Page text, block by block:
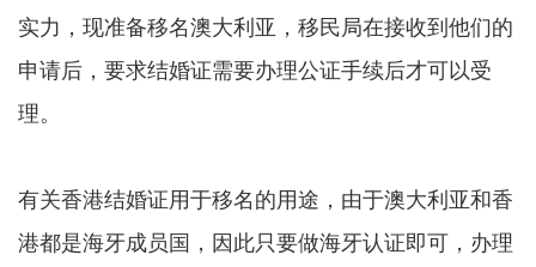
实力，现准备移名澳大利亚，移民局在接收到他们的
申请后，要求结婚证需要办理公证手续后才可以受
理。
有关香港结婚证用于移名的用途，由于澳大利亚和香
港都是海牙成员国，因此只要做海牙认证即可，办理